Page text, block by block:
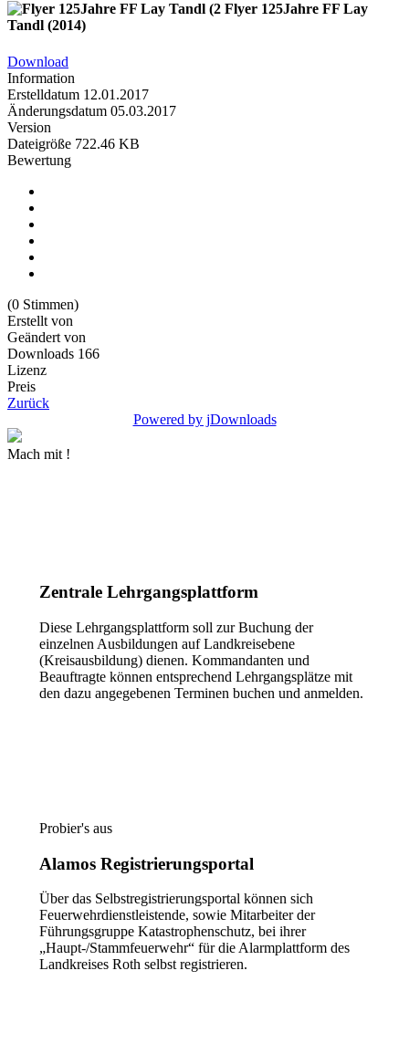
Flyer 125Jahre FF Lay
Tandl (2014)
Download
Information
Erstelldatum 12.01.2017
Änderungsdatum 05.03.2017
Version
Dateigröße 722.46 KB
Bewertung
(0 Stimmen)
Erstellt von
Geändert von
Downloads 166
Lizenz
Preis
Zurück
Powered by jDownloads
Mach mit !
Zentrale Lehrgangsplattform
Diese Lehrgangsplattform soll zur Buchung der
einzelnen Ausbildungen auf Landkreisebene
(Kreisausbildung) dienen. Kommandanten und
Beauftragte können entsprechend Lehrgangsplätze mit
den dazu angegebenen Terminen buchen und anmelden.
Probier's aus
Alamos Registrierungsportal
Über das Selbstregistrierungsportal können sich
Feuerwehrdienstleistende, sowie Mitarbeiter der
Führungsgruppe Katastrophenschutz, bei ihrer
„Haupt-/Stammfeuerwehr“ für die Alarmplattform des
Landkreises Roth selbst registrieren.